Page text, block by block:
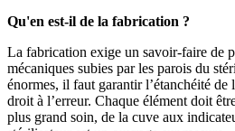
Qu'en est-il de la fabrication ?
La fabrication exige un savoir-faire de
mécaniques subies par les parois du
énormes, il faut garantir l’étanchéité de
droit à l’erreur. Chaque élément doit
plus grand soin, de la cuve aux